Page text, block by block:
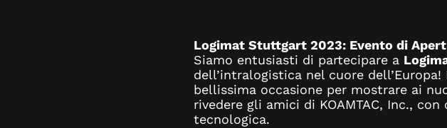
Logimat Stuttgart 2023: Evento di
Siamo entusiasti di partecipare a
dell’intralogistica nel cuore
bellissima occasione per mostrare ai
rivedere gli amici di KOAMTAC, Inc.,
tecnologica.